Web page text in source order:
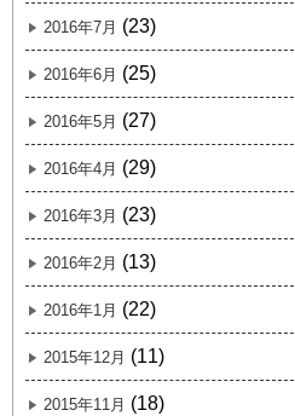
2016年7月 (23)
2016年6月 (25)
2016年5月 (27)
2016年4月 (29)
2016年3月 (23)
2016年2月 (13)
2016年1月 (22)
2015年12月 (11)
2015年11月 (18)